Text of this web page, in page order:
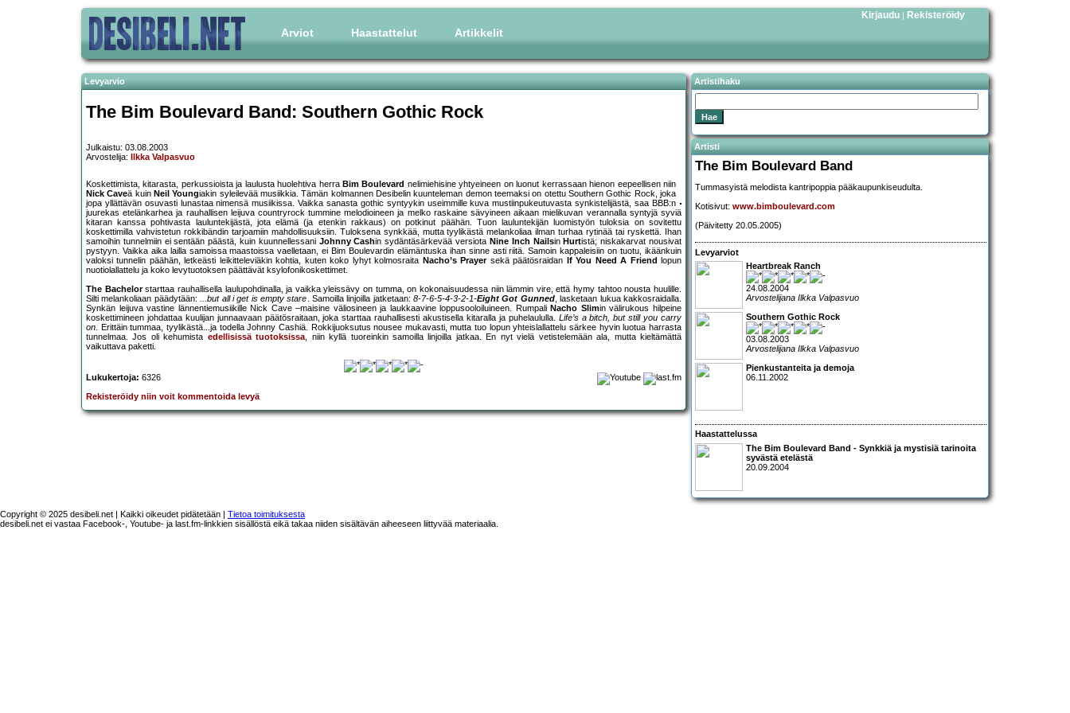
Arviot Haastattelut Artikkelit
Kirjaudu | Rekisteröidy
Levyarvio
The Bim Boulevard Band: Southern Gothic Rock
Julkaistu: 03.08.2003
Arvostelija:
Ilkka Valpasvuo
Koskettimista, kitarasta, perkussioista ja laulusta huolehtiva herra Bim Boulevard nelimiehisine yhtyeineen on luonut kerrassaan hienon eepeellisen niin
Nick Caveä kuin Neil Youngiakin syleilevää musiikkia. Tämän kolmannen Desibelin kuunteleman demon teemaksi on otettu Southern Gothic Rock, joka
jopa yllättävän osuvasti lunastaa nimensä musiikissa. Vaikka sanasta gothic syntyykin useimmille kuva mustiinpukeutuvasta synkistelijästä, saa BBB:n
juurekas etelänkarhea ja rauhallisen leijuva countryrock tummine melodioineen ja melko raskaine sävyineen aikaan mielikuvan verannalla syntyjä syviä
kitaran kanssa pohtivasta lauluntekijästä, jota elämä (ja etenkin rakkaus) on potkinut päähän. Tuon lauluntekijän luomistyön tuloksia on sovitettu
koskettimilla vahvistetun rokkibändin tarjoamiin mahdollisuuksiin. Tuloksena synkkää, mutta tyylikästä melankoliaa ilman turhaa rytinää tai ryskettä. Ihan
samoihin tunnelmiin ei sentään päästä, kuin kuunnellessani Johnny Cashin sydäntäsärkevää versiota Nine Inch Nailsin Hurtistä; niskakarvat nousivat
pystyyn. Vaikka aika lailla samoissa maastoissa vaelletaan, ei Bim Boulevardin elämäntuska ihan sinne asti riitä. Samoin kappaleisiin on tuotu, ikäänkuin
valoksi tunnelin päähän, letkeästi leikitteleviäkin kohtia, kuten koko lyhyt kolmosraita Nacho’s Prayersekä päätösraidan If You Need A Friend
lopun
nuotiolallattelu ja koko levytuotoksen päättävät ksylofonikoskettimet.
The Bachelorstarttaa rauhallisella laulupohdinalla, ja vaikka yleissävy on tumma, on kokonaisuudessa niin lämmin vire, että hymy tahtoo nousta huulille.
Silti melankoliaan päädytään:...but all i get is empty stare. Samoilla linjoilla jatketaan:8-7-6-5-4-3-2-1-Eight Got Gunned, lasketaan lukua kakkosraidalla.
Synkän leijuva vastine lännentiemusiikille Nick Cave –maisine väliosineen ja laukkaavine loppusooloiluineen. Rumpali Nacho Slimin välirukous hilpeine
koskettimineen johdattaa kuulijan junnaavaan päätösraitaan, joka starttaa rauhallisesti akustisella kitaralla ja puhelaululla. Life’s a bitch, but still you carry
on. Erittäin tummaa, tyylikästä...ja todella Johnny Cashiä. Rokkijuoksutus nousee mukavasti, mutta tuo lopun yhteislallattelu särkee hyvin luotua harrasta
tunnelmaa. Jos oli kehumista edellisissä tuotoksissa, niin kyllä tuoreinkin samoilla linjoilla jatkaa. En nyt vielä vetistelemään ala, mutta kieltämättä
vaikuttava paketti.
Lukukertoja: 6326
Rekisteröidy niin voit kommentoida levyä
Artistihaku
Artisti
The Bim Boulevard Band
Tummasyistä melodista kantripoppia pääkaupunkiseudulta.
Kotisivut: www.bimboulevard.com
(Päivitetty 20.05.2005)
Levyarviot
Heartbreak Ranch
24.08.2004
Arvostelijana Ilkka Valpasvuo
Southern Gothic Rock
03.08.2003
Arvostelijana Ilkka Valpasvuo
Pienkustanteita ja demoja
06.11.2002
Haastattelussa
The Bim Boulevard Band - Synkkiä ja mystisiä tarinoita
syvästä etelästä
20.09.2004
Copyright © 2025 desibeli.net | Kaikki oikeudet pidätetään | Tietoa toimituksesta
desibeli.net ei vastaa Facebook-, Youtube- ja last.fm-linkkien sisällöstä eikä takaa niiden sisältävän aiheeseen liittyvää materiaalia.